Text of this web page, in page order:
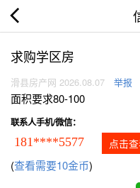
求购学区房
滑县房产网 2026.08.07 举报
面积要求80-100
联系人手机/微信：
181****5577 点击
(查看需要10金币)